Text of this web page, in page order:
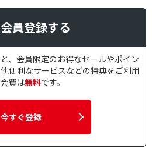
会員登録する
、会員限定のお得なセールやポイン
便利なサービスなどの特典をご利用
費は無料です。
今すぐ登録